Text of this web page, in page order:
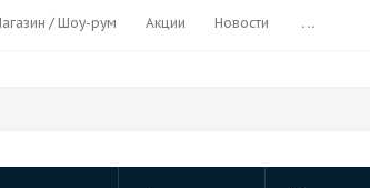
/ Шоу-рум Акции Новости ...